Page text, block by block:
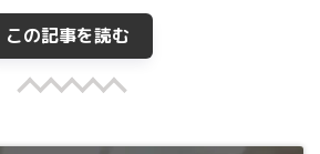
この記事を読む